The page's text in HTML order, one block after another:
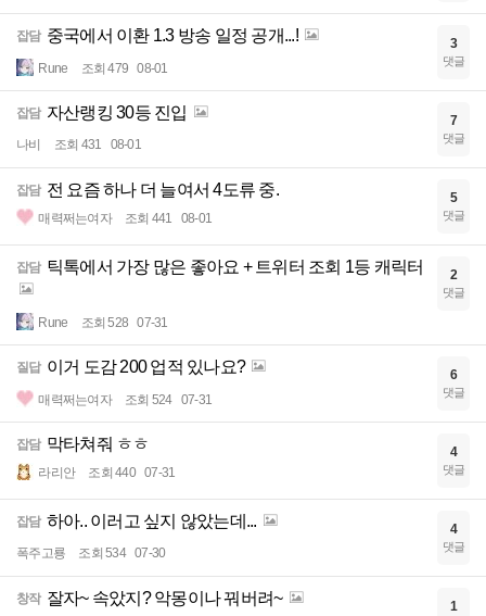
잡담 중국에서 이환 1.3 방송 일정 공개...!
Rune 조회 479 08-01
3
댓글
잡담 자산랭킹 30등 진입
나비 조회 431 08-01
7
댓글
잡담 전 요즘 하나 더 늘여서 4도류 중.
매력쩌는여자 조회 441 08-01
5
댓글
잡담 틱톡에서 가장 많은 좋아요 + 트위터 조회 1등 캐릭터
Rune 조회 528 07-31
2
댓글
질답 이거 도감 200 업적 있나요?
매력쩌는여자 조회 524 07-31
6
댓글
잡담 막타쳐줘 ㅎㅎ
라리안 조회 440 07-31
4
댓글
잡담 하아.. 이러고 싶지 않았는데...
폭주고룡 조회 534 07-30
4
댓글
창작 잘자~ 속았지? 악몽이나 꿔버려~ 1